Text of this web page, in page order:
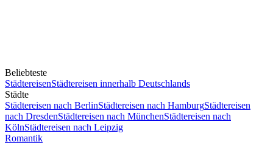
Beliebteste
StädtereisenStädtereisen innerhalb Deutschlands
Städte
Städtereisen nach BerlinStädtereisen nach HamburgStädtereisen
nach DresdenStädtereisen nach MünchenStädtereisen nach
KölnStädtereisen nach Leipzig
Romantik